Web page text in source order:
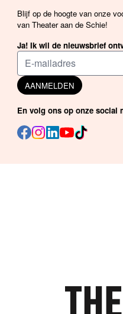
Blijf op de hoogte van onze
van Theater aan de Schie!
Ja! Ik wil de nieuwsbrief
AANMELDEN
En volg ons op onze social